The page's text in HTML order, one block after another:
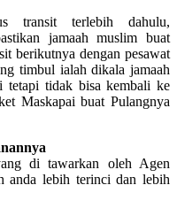
transit terlebih dahulu,
jamaah muslim buat
berikutnya dengan pesawat
timbul ialah dikala jamaah
tetapi tidak bisa kembali ke
Maskapai buat Pulangnya
di tawarkan oleh Agen
anda lebih terinci dan lebih